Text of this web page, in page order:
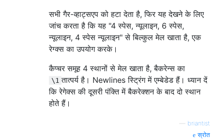
सभी गैर-व्हाट्सएप को हटा देता है, फिर यह देखने के लिए
जांच करता है कि यह "4 स्पेस, न्यूलाइन, 6 स्पेस,
न्यूलाइन, 4 स्पेस न्यूलाइन" से बिल्कुल मेल खाता है, एक
रेग्क्स का उपयोग करके।
कैप्चर समूह 4 स्थानों से मेल खाता है, बैकरेन्स का
\1 तात्पर्य है। Newlines स्ट्रिंग में एम्बेडेड हैं। ध्यान दें
कि रेगेक्स की दूसरी पंक्ति में बैकरेक्शन के बाद दो स्थान
होते हैं।
briantist
स्रोत